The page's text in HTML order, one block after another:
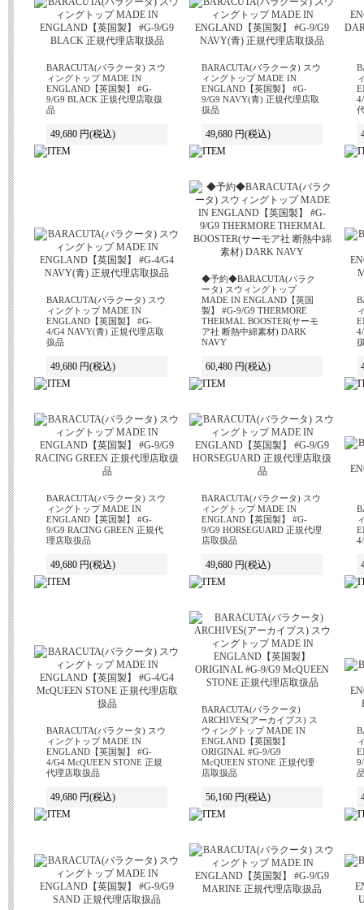
BARACUTA(バラクータ) スウ
ィングトップ MADE IN
ENGLAND【英国製】 #G-
9/G9 BLACK 正規代理店取扱
品
49,680 円(税込)
BARACUTA(バラクータ) スウ
ィングトップ MADE IN
ENGLAND【英国製】 #G-
9/G9 NAVY(青) 正規代理店取
扱品
49,680 円(税込)
BARACUTA(バラクータ) スウ
ィングトップ MADE IN
ENGLAND【英国製】 #G-
4/G4 NAVY(青) 正規代理店取
扱品
49,680 円(税込)
◆予約◆BARACUTA(バラク
ータ) スウィングトップ
MADE IN ENGLAND【英国
製】 #G-9/G9 THERMORE
THERMAL BOOSTER(サーモ
ア社 断熱中綿素材) DARK
NAVY
60,480 円(税込)
BARACUTA(バラクータ) スウ
ィングトップ MADE IN
ENGLAND【英国製】 #G-
9/G9 RACING GREEN 正規代
理店取扱品
49,680 円(税込)
BARACUTA(バラクータ) スウ
ィングトップ MADE IN
ENGLAND【英国製】 #G-
9/G9 HORSEGUARD 正規代理
店取扱品
49,680 円(税込)
BARACUTA(バラクータ) スウ
ィングトップ MADE IN
ENGLAND【英国製】 #G-
4/G4 McQUEEN STONE 正規
代理店取扱品
49,680 円(税込)
BARACUTA(バラクータ)
ARCHIVES(アーカイブス) ス
ウィングトップ MADE IN
ENGLAND【英国製】
ORIGINAL #G-9/G9
McQUEEN STONE 正規代理
店取扱品
56,160 円(税込)